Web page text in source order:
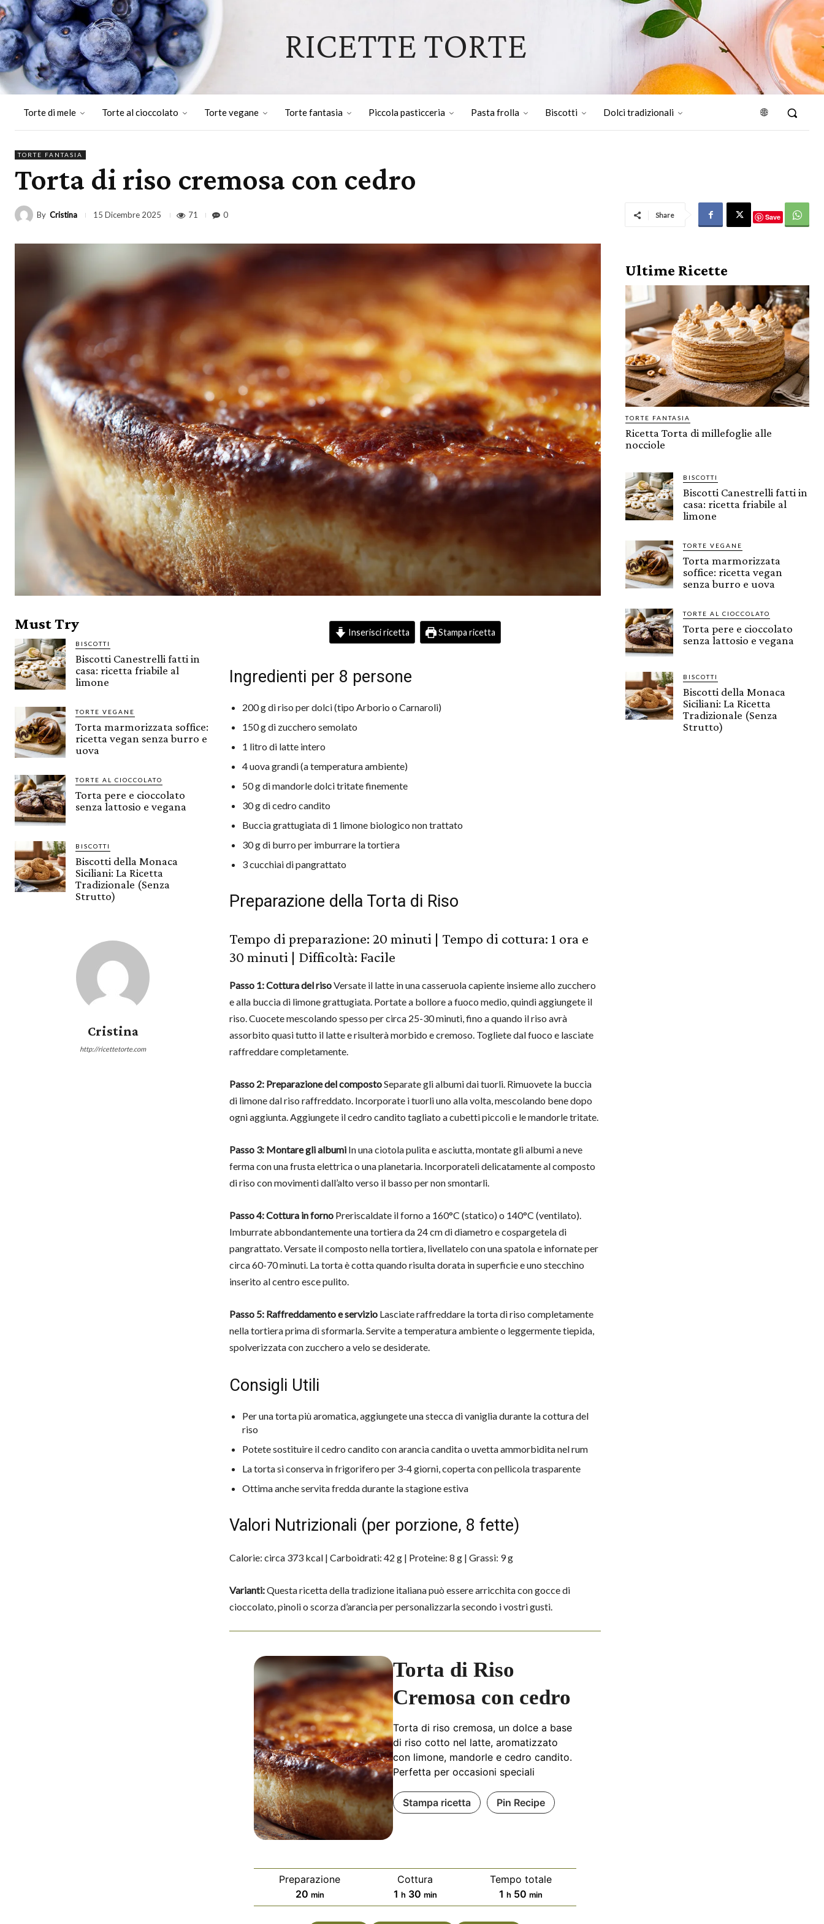
RICETTE TORTE
Torte di mele Torte al cioccolato Torte vegane Torte fantasia Piccola pasticceria Pasta frolla Biscotti Dolci tradizionali
TORTE FANTASIA
Torta di riso cremosa con cedro
By Cristina 15 Dicembre 2025 71 0 Share Save
Must Try
BISCOTTI
Biscotti Canestrelli fatti in
casa: ricetta friabile al
limone
TORTE VEGANE
Torta marmorizzata soffice:
ricetta vegan senza burro e
uova
TORTE AL CIOCCOLATO
Torta pere e cioccolato
senza lattosio e vegana
BISCOTTI
Biscotti della Monaca
Siciliani: La Ricetta
Tradizionale (Senza
Strutto)
Cristina
http://ricettetorte.com
Inserisci ricetta Stampa ricetta
Ingredienti per 8 persone
200 g di riso per dolci (tipo Arborio o Carnaroli)
150 g di zucchero semolato
1 litro di latte intero
4 uova grandi (a temperatura ambiente)
50 g di mandorle dolci tritate finemente
30 g di cedro candito
Buccia grattugiata di 1 limone biologico non trattato
30 g di burro per imburrare la tortiera
3 cucchiai di pangrattato
Preparazione della Torta di Riso
Tempo di preparazione: 20 minuti | Tempo di cottura: 1 ora e
30 minuti | Difficoltà: Facile
Passo 1: Cottura del risoVersate il latte in una casseruola capiente insieme allo zucchero
e alla buccia di limone grattugiata. Portate a bollore a fuoco medio, quindi aggiungete il
riso. Cuocete mescolando spesso per circa 25-30 minuti, fino a quando il riso avrà
assorbito quasi tutto il latte e risulterà morbido e cremoso. Togliete dal fuoco e lasciate
raffreddare completamente.
Passo 2: Preparazione del compostoSeparate gli albumi dai tuorli. Rimuovete la buccia
di limone dal riso raffreddato. Incorporate i tuorli uno alla volta, mescolando bene dopo
ogni aggiunta. Aggiungete il cedro candito tagliato a cubetti piccoli e le mandorle tritate.
Passo 3: Montare gli albumi In una ciotola pulita e asciutta, montate gli albumi a neve
ferma con una frusta elettrica o una planetaria. Incorporateli delicatamente al composto
di riso con movimenti dall’alto verso il basso per non smontarli.
Passo 4: Cottura in forno Preriscaldate il forno a 160°C (statico) o 140°C (ventilato).
Imburrate abbondantemente una tortiera da 24 cm di diametro e cospargetela di
pangrattato. Versate il composto nella tortiera, livellatelo con una spatola e infornate per
circa 60-70 minuti. La torta è cotta quando risulta dorata in superficie e uno stecchino
inserito al centro esce pulito.
Passo 5: Raffreddamento e servizio Lasciate raffreddare la torta di riso completamente
nella tortiera prima di sformarla. Servite a temperatura ambiente o leggermente tiepida,
spolverizzata con zucchero a velo se desiderate.
Consigli Utili
Per una torta più aromatica, aggiungete una stecca di vaniglia durante la cottura del
riso
Potete sostituire il cedro candito con arancia candita o uvetta ammorbidita nel rum
La torta si conserva in frigorifero per 3-4 giorni, coperta con pellicola trasparente
Ottima anche servita fredda durante la stagione estiva
Valori Nutrizionali (per porzione, 8 fette)
Calorie: circa 373 kcal | Carboidrati: 42 g | Proteine: 8 g | Grassi: 9 g
Varianti:Questa ricetta della tradizione italiana può essere arricchita con gocce di
cioccolato, pinoli o scorza d’arancia per personalizzarla secondo i vostri gusti.
Torta di Riso
Cremosa con cedro
Torta di riso cremosa, un dolce a base
di riso cotto nel latte, aromatizzato
con limone, mandorle e cedro candito.
Perfetta per occasioni speciali
Stampa ricetta Pin Recipe
Preparazione
20m
i
min
Cottura
1 o
r
h 30m
i
min
Tempo totale
1 o
r
h 50m
i
min
Ultime Ricette
TORTE FANTASIA
Ricetta Torta di millefoglie alle
nocciole
BISCOTTI
Biscotti Canestrelli fatti in
casa: ricetta friabile al
limone
TORTE VEGANE
Torta marmorizzata
soffice: ricetta vegan
senza burro e uova
TORTE AL CIOCCOLATO
Torta pere e cioccolato
senza lattosio e vegana
BISCOTTI
Biscotti della Monaca
Siciliani: La Ricetta
Tradizionale (Senza
Strutto)